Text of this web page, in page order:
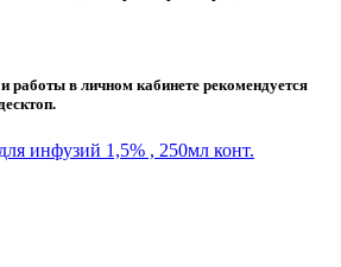
работы в личном кабинете рекомендуется